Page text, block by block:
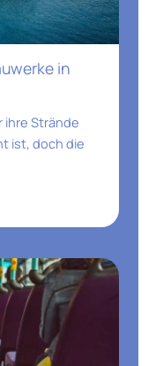
in
ihre Strände
ist, doch die